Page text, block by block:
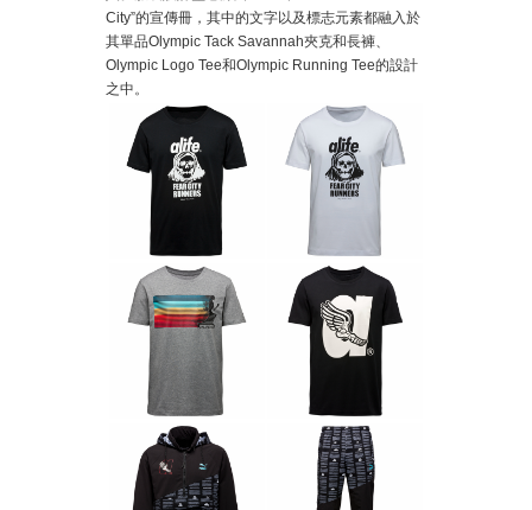
City”的宣傳冊，其中的文字以及標志元素都融入於
其單品Olympic Tack Savannah夾克和長褲、
Olympic Logo Tee和Olympic Running Tee的設計
之中。